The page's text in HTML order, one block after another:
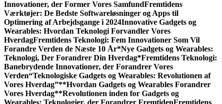
Innovationer, der Former Vores SamfundFremtidens
Værktøjer: De Bedste Softwareløsninger og Apps til
Optimering af Arbejdsgange i 2024Innovative Gadgets og
Wearables: Hvordan Teknologi Forvandler Vores
HverdagFremtidens Teknologi: Fem Innovationer Som Vil
Forandre Verden de Næste 10 År*Nye Gadgets og Wearables:
Teknologi, Der Forandrer Din Hverdag*Fremtidens Teknologi:
Banebrydende Innovationer, der Forandrer Vores
Verden“Teknologiske Gadgets og Wearables: Revolutionen af
Vores Hverdag”**Hvordan Gadgets og Wearables Forandrer
Vores Hverdag**Revolutionen inden for Gadgets og
Wearables: Teknologier, der Forandrer FremtidenFremtidens